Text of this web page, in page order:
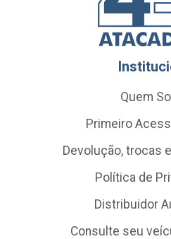
Quem
Primeiro
Devolução, trocas
Política de
Distribuidor
Consulte seu